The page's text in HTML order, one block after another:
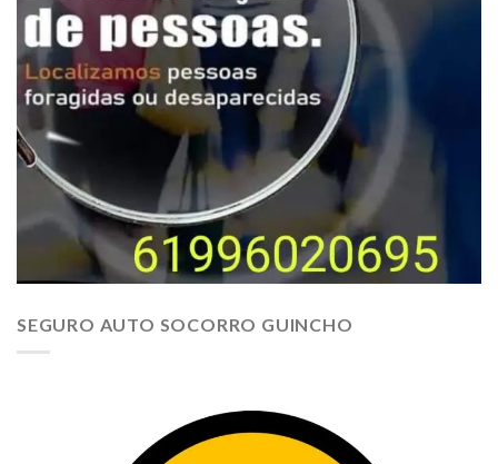
SEGURO AUTO SOCORRO GUINCHO